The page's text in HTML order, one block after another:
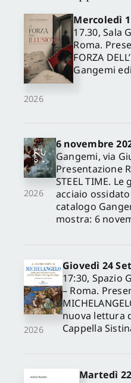
2026
Mercoledì
17.30, Sala
Roma.
FORZA
Gangemi
2026
6 novembre
Gangemi, via
Presentazione
STEEL TIME.
acciaio
catalogo
mostra: 6
2026
Giovedì 24
17:30, Spazio
– Roma.
nuova lettura
Cappella
Martedì